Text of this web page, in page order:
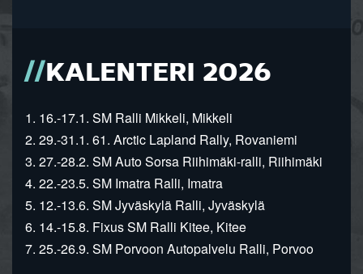
KALENTERI 2026
1. 16.-17.1. SM Ralli Mikkeli, Mikkeli
2. 29.-31.1. 61. Arctic Lapland Rally, Rovaniemi
3. 27.-28.2. SM Auto Sorsa Riihimäki-ralli, Riihimäki
4. 22.-23.5. SM Imatra Ralli, Imatra
5. 12.-13.6. SM Jyväskylä Ralli, Jyväskylä
6. 14.-15.8. Fixus SM Ralli Kitee, Kitee
7. 25.-26.9. SM Porvoon Autopalvelu Ralli, Porvoo